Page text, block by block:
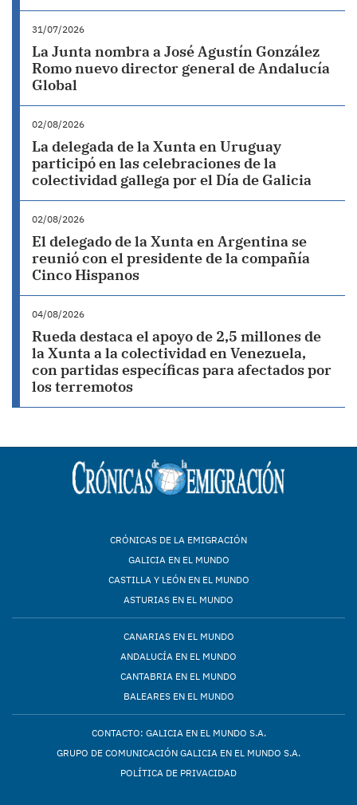
31/07/2026
La Junta nombra a José Agustín González
Romo nuevo director general de Andalucía
Global
02/08/2026
La delegada de la Xunta en Uruguay
participó en las celebraciones de la
colectividad gallega por el Día de Galicia
02/08/2026
El delegado de la Xunta en Argentina se
reunió con el presidente de la compañía
Cinco Hispanos
04/08/2026
Rueda destaca el apoyo de 2,5 millones de
la Xunta a la colectividad en Venezuela,
con partidas específicas para afectados por
los terremotos
CRÓNICAS DE LA EMIGRACIÓN
GALICIA EN EL MUNDO
CASTILLA Y LEÓN EN EL MUNDO
ASTURIAS EN EL MUNDO
CANARIAS EN EL MUNDO
ANDALUCÍA EN EL MUNDO
CANTABRIA EN EL MUNDO
BALEARES EN EL MUNDO
CONTACTO: GALICIA EN EL MUNDO S.A.
GRUPO DE COMUNICACIÓN GALICIA EN EL MUNDO S.A.
POLÍTICA DE PRIVACIDAD